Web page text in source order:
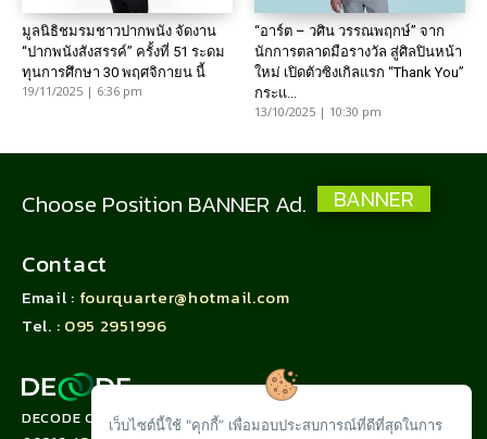
มูลนิธิชมรมชาวปากพนัง จัดงาน
“ปากพนังสังสรรค์” ครั้งที่ 51 ระดม
ทุนการศึกษา 30 พฤศจิกายน นี้
19/11/2025 | 6:36 pm
“อาร์ต – วศิน วรรณพฤกษ์” จาก
นักการตลาดมือรางวัล สู่ศิลปินหน้า
ใหม่ เปิดตัวซิงเกิลแรก “Thank You”
กระแ...
13/10/2025 | 10:30 pm
Choose Position BANNER Ad. BANNER
Contact
Email : fourquarter@hotmail.com
Tel. : 095 2951996
DECODE CORPORATION LIMITED
เว็บไซต์นี้ใช้ "คุกกี้” เพื่อมอบประสบการณ์ที่ดีที่สุดในการ